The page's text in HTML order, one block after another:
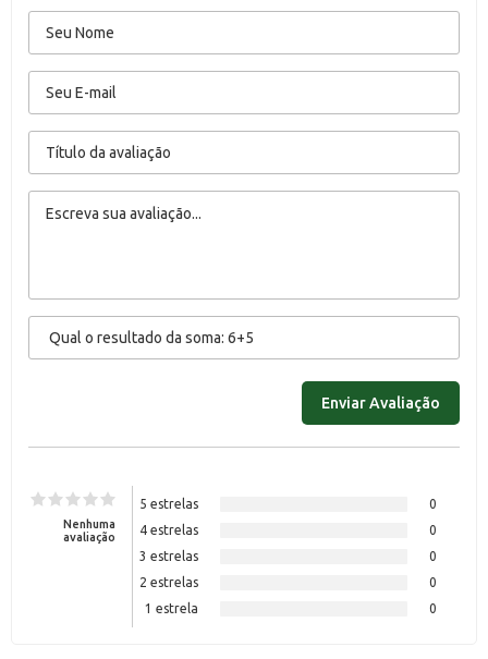
Nenhuma
avaliação
5 estrelas
0
4 estrelas
0
3 estrelas
0
2 estrelas
0
1 estrela
0